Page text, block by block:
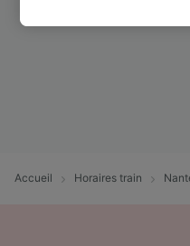
Accueil Horaires train
externes, traitent des